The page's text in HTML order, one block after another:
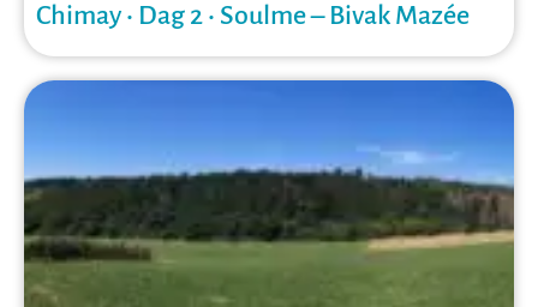
Chimay • Dag 2 • Soulme – Bivak Mazée